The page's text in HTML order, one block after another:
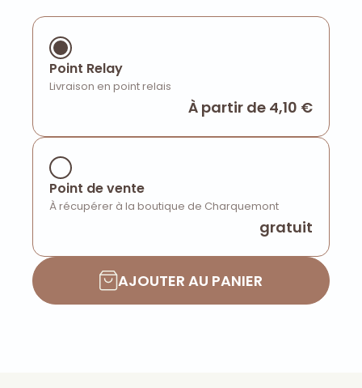
Point Relay
Livraison en point relais
À partir de 4,10 €
Point de vente
À récupérer à la boutique de Charquemont
gratuit
AJOUTER AU PANIER